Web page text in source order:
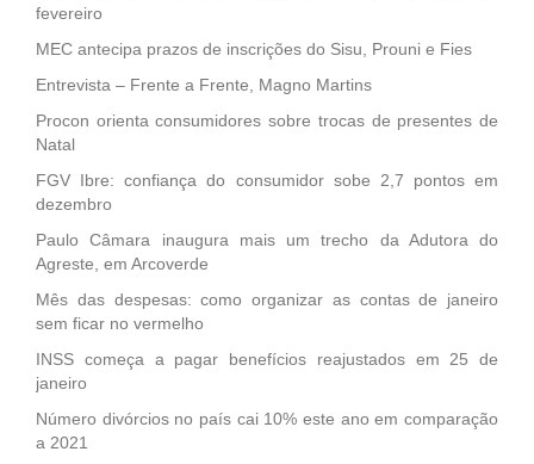
fevereiro
MEC antecipa prazos de inscrições do Sisu, Prouni e Fies
Entrevista – Frente a Frente, Magno Martins
Procon orienta consumidores sobre trocas de presentes de
Natal
FGV Ibre: confiança do consumidor sobe 2,7 pontos em
dezembro
Paulo Câmara inaugura mais um trecho da Adutora do
Agreste, em Arcoverde
Mês das despesas: como organizar as contas de janeiro
sem ficar no vermelho
INSS começa a pagar benefícios reajustados em 25 de
janeiro
Número divórcios no país cai 10% este ano em comparação
a 2021